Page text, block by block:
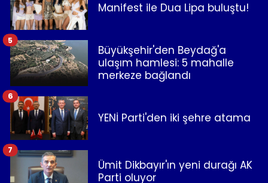
Manifest ile Dua Lipa buluştu!
Büyükşehir'den Beydağ'a
ulaşım hamlesi: 5 mahalle
merkeze bağlandı
5
YENİ Parti'den iki şehre atama
6
Ümit Dikbayır'ın yeni durağı AK
Parti oluyor
7